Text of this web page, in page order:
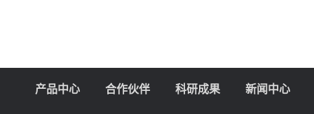
产品中心 合作伙伴 科研成果 新闻中心